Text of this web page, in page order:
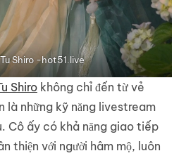
Shiro -hot51.live
Shiro không chỉ đến từ vẻ
là những kỹ năng livestream
Cô ấy có khả năng giao tiếp
thiện với người hâm mộ, luôn